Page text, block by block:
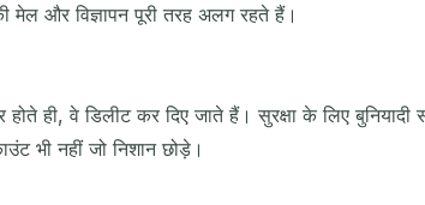
और विज्ञापन पूरी तरह अलग रहते हैं।
ही, वे डिलीट कर दिए जाते हैं। सुरक्षा के लिए
भी नहीं जो निशान छोड़े।